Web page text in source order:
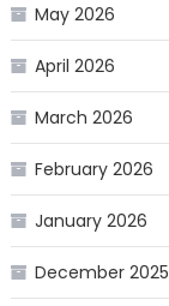
May 2026
April 2026
March 2026
February 2026
January 2026
December 2025